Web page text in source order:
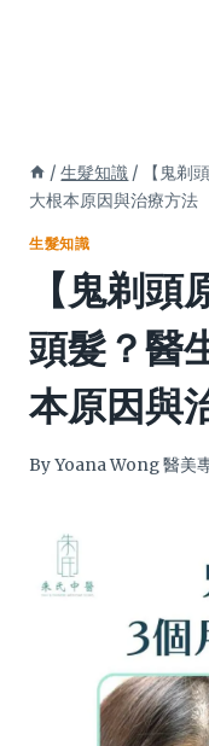
/ 生髮知識 /
【鬼剃
大根本原因與治療方法
生髮知識
【鬼剃
頭髮？醫
本原因與
ByYoana Wong 醫美